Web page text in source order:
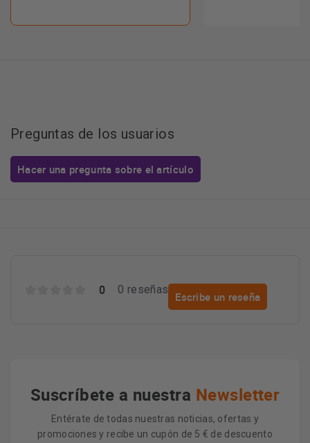
Preguntas de los usuarios
Hacer una pregunta sobre el artículo
0 0 reseñas
Escribe un reseña
Suscríbete a nuestra Newsletter
Entérate de todas nuestras noticias, ofertas y
promociones y recibe un cupón de 5 € de descuento